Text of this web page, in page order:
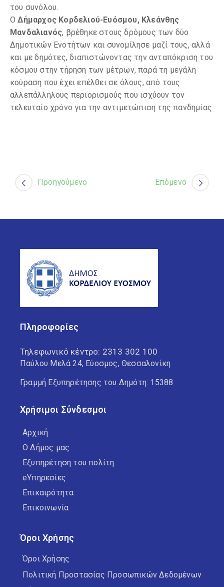
του συνόλου.
ΟΔήμαρχος Κορδελιού-Ευόσμου, Κλεάνθης
Μανδαλιανός, βρέθηκε στους δρόμους των δύο
Δημοτικών Ενοτήτων και συνομίλησε μαζί τους, αλλά
και με δημότες, διαπιστώνοντας την ανταπόκριση του
κόσμου στην τήρηση των μέτρων, παρά τη μεγάλη
κούραση που έχει επέλθει σε όλους, από τους
αλλεπάλληλους περιορισμούς που ισχύουν τον
τελευταίο χρόνο για την αντιμετώπιση της πανδημίας.
Προηγούμενο Επόμενο
Πληροφορίες
Τηλεφωνικό κέντρο: 2313 302 100
Παύλου Μελά 24, Εύοσμος, Θεσσαλονίκη
Γραμμή Εξυπηρέτησης του Δημότη: 15388
Χρήσιμοι Σύνδεσμοι
Αρχική
Ο Δήμος μας
Εξυπηρέτηση του πολίτη
eΥπηρεσίες
Επικαιρότητα
Επικοινωνία
Όροι Χρήσης
Όροι Χρήσης
Πολιτική Προστασίας Προσωπικών Δεδομένων